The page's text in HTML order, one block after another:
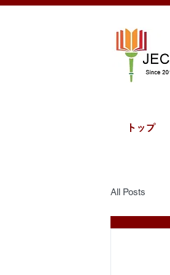
トップ
All Posts